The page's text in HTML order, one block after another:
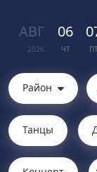
АВГ
2026
06
ЧТ
Район
Танцы